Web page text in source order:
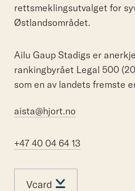
rettsmeklingsutvalget for
Østlandsområdet.
Ailu Gaup Stadigs er
rankingbyrået Legal 500
som en av landets fremste
aista@hjort.no
+47 40 04 64 13
Vcard